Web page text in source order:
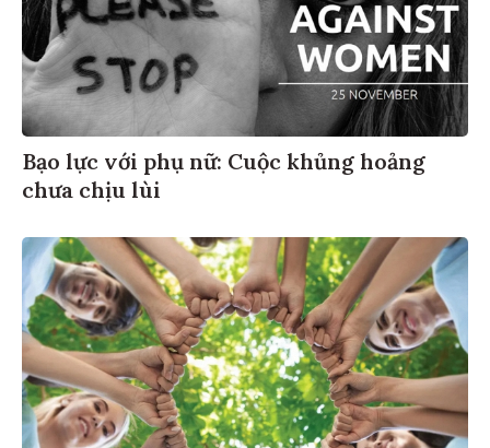
Bạo lực với phụ nữ: Cuộc khủng hoảng
chưa chịu lùi